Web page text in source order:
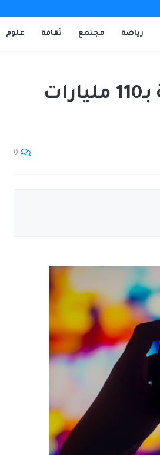
رياضة مجتمع ثقافة علوم
«غوغل كلاود» تتوقع المساهمة بـ110 مليارات
0